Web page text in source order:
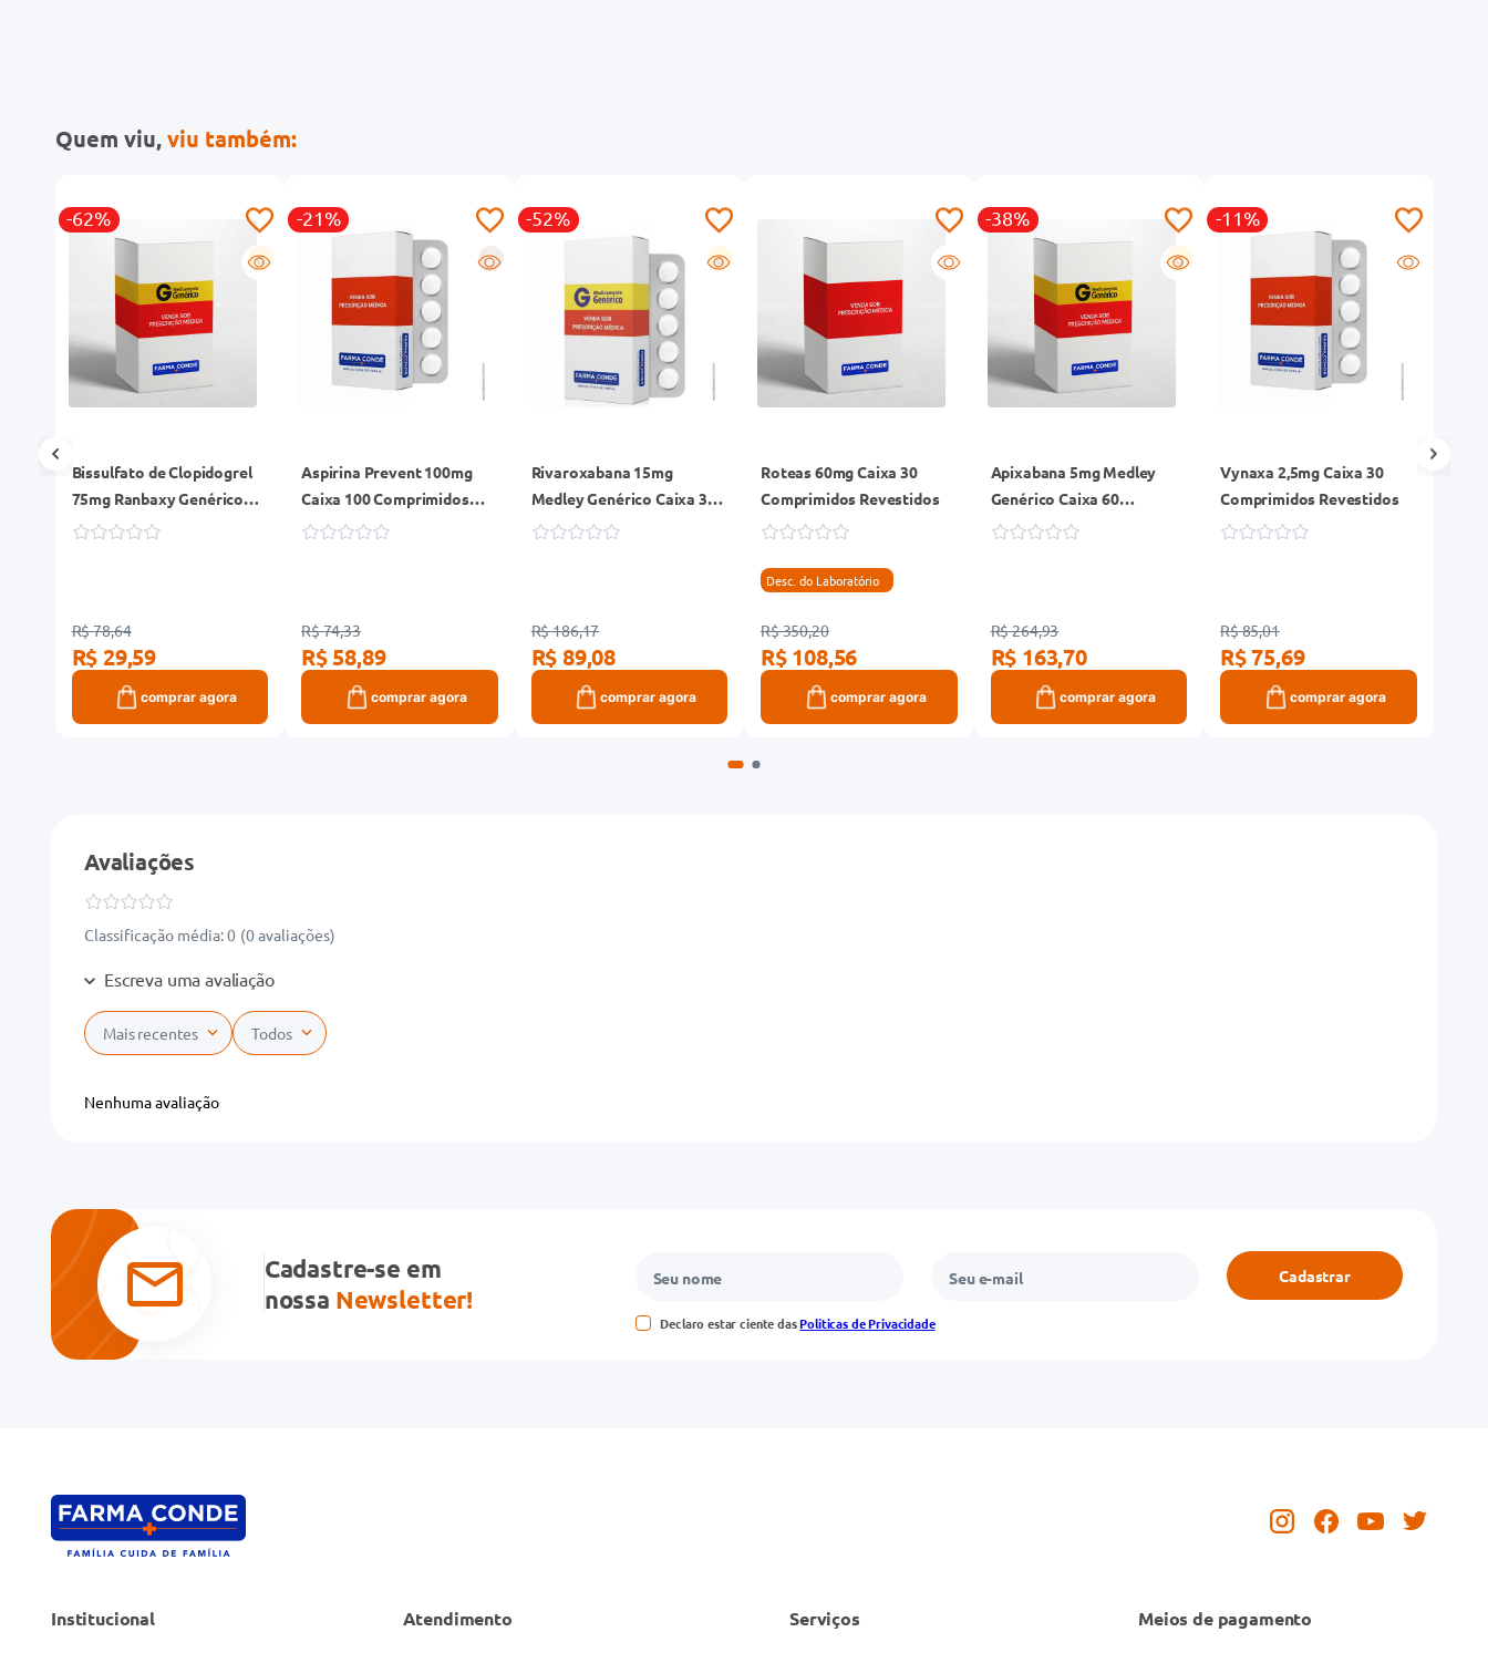
Quem viu,viu também:
-62%
G
Bissulfato de Clopidogrel
75mg Ranbaxy Genérico
Caixa 30 Comprimidos
R$ 78,64
R$ 29,59
comprar agora
-21%
R
Aspirina Prevent 100mg
Caixa 100 Comprimidos
Revestidos
R$ 74,33
R$ 58,89
comprar agora
-52%
G
Rivaroxabana 15mg
Medley Genérico Caixa 30
Comprimidos Revestidos
R$ 186,17
R$ 89,08
comprar agora
Roteas 60mg Caixa 30
Comprimidos Revestidos
Desc. do Laboratório
R$ 350,20
R$ 108,56
comprar agora
-38%
G
Apixabana 5mg Medley
Genérico Caixa 60
Comprimidos Revestidos
R$ 264,93
R$ 163,70
comprar agora
-11%
Vynaxa 2,5mg Caixa 30
Comprimidos Revestidos
R$ 85,01
R$ 75,69
comprar agora
Avaliações
Classificação média: 0 (0 avaliações)
Escreva uma avaliação
Adicionar avaliação
Avalie o produto de 1 a 5 estrelas
★★★
Seu nome
Mais recentes Todos
Nenhuma avaliação
Cadastre-se em
nossa Newsletter!
Declaro estar ciente dasPolíticas de Privacidade
Cadastrar
Institucional Atendimento Serviços Meios de pagamento